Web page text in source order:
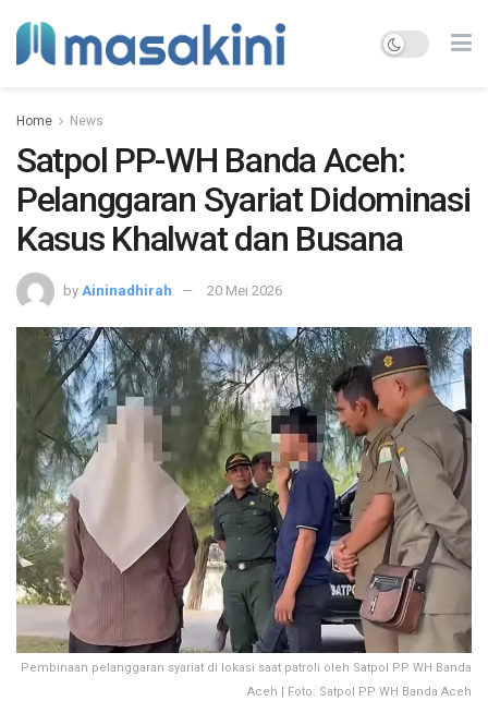
Home News
Satpol PP-WH Banda Aceh:
Pelanggaran Syariat Didominasi
Kasus Khalwat dan Busana
by Aininadhirah 20 Mei 2026
Pembinaan pelanggaran syariat di lokasi saat patroli oleh Satpol PP WH Banda
Aceh | Foto: Satpol PP WH Banda Aceh